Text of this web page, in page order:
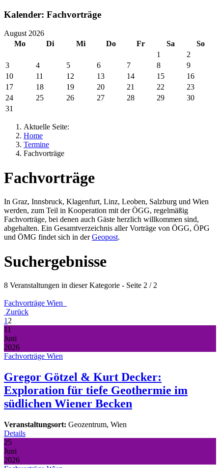
Kalender: Fachvorträge
August 2026
Mo
Di Mi Do Fr Sa
So
1
2
3
4 5 6 7 8
9
10
11 12 13 14 15
16
17
18 19 20 21 22
23
24
25 26 27 28 29
30
31
Aktuelle Seite:
Home
Termine
Fachvorträge
Fachvorträge
In Graz, Innsbruck, Klagenfurt, Linz, Leoben, Salzburg und Wien
werden, zum Teil in Kooperation mit der ÖGG, regelmäßig
Fachvorträge, bei denen auch Gäste herzlich willkommen sind,
abgehalten. Ein Gesamtverzeichnis aller Vorträge von ÖGG, ÖPG
und ÖMG findet sich in derGeopost.
Suchergebnisse
8 Veranstaltungen in dieser Kategorie - Seite 2 / 2
Fachvorträge Wien
Zurück
1 2
11
Juni
2026
Fachvorträge Wien
Gregor Götzel & Kurt Decker:
Exploration für tiefe Geothermie im
südlichen Wiener Becken
Veranstaltungsort: Geozentrum, Wien
Details
25
Juni
2026